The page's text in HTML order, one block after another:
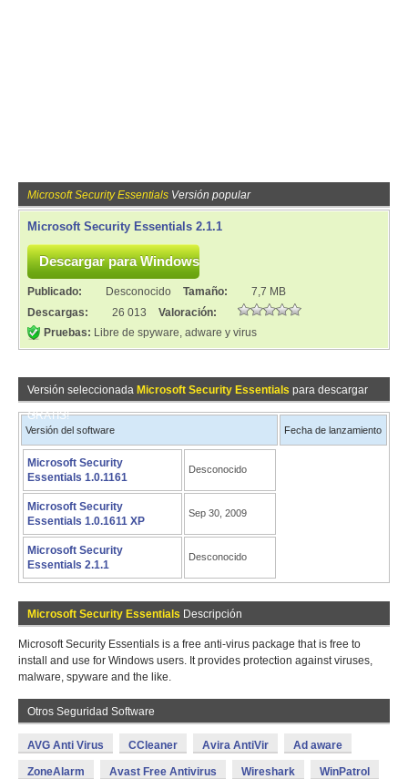
Microsoft Security Essentials Versión popular
Microsoft Security Essentials 2.1.1
Publicado: Desconocido Tamaño:
7,7 MB
Descargas:
26 013
Valoración:
Pruebas: Libre de spyware, adware y virus
Versión seleccionada Microsoft Security Essentials para descargar
GRATIS!
Versión del software Fecha de lanzamiento
Microsoft Security
Essentials 1.0.1161
Desconocido
Microsoft Security
Essentials 1.0.1611 XP
Sep 30, 2009
Microsoft Security
Essentials 2.1.1
Desconocido
Microsoft Security Essentials Descripción
Microsoft Security Essentials is a free anti-virus package that is free to
install and use for Windows users. It provides protection against viruses,
malware, spyware and the like.
Otros Seguridad Software
AVG Anti Virus CCleaner Avira AntiVir Ad aware
ZoneAlarm Avast Free Antivirus Wireshark WinPatrol